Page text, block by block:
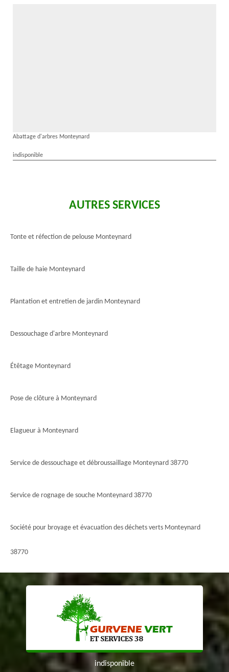
Abattage d'arbres Monteynard
indisponible
AUTRES SERVICES
Tonte et réfection de pelouse Monteynard
Taille de haie Monteynard
Plantation et entretien de jardin Monteynard
Dessouchage d'arbre Monteynard
Étêtage Monteynard
Pose de clôture à Monteynard
Elagueur à Monteynard
Service de dessouchage et débroussaillage Monteynard 38770
Service de rognage de souche Monteynard 38770
Société pour broyage et évacuation des déchets verts Monteynard
38770
indisponible